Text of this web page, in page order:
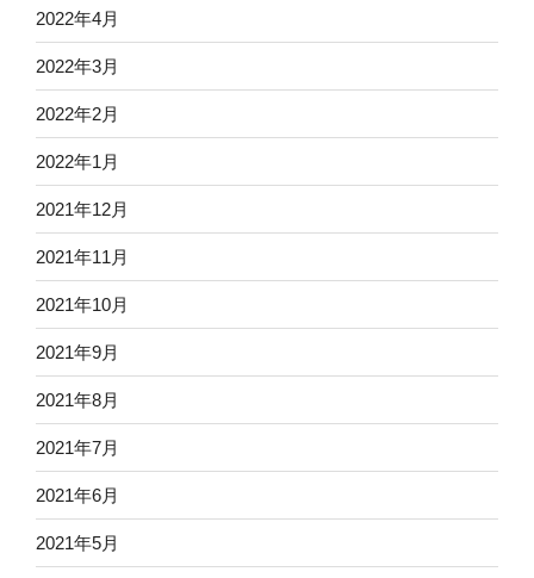
2022年4月
2022年3月
2022年2月
2022年1月
2021年12月
2021年11月
2021年10月
2021年9月
2021年8月
2021年7月
2021年6月
2021年5月